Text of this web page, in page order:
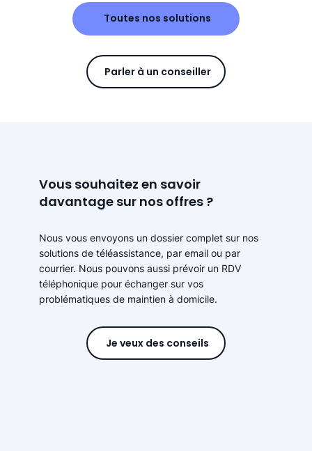
Toutes nos solutions
Parler à un conseiller
Vous souhaitez en savoir
davantage sur nos offres ?
Nous vous envoyons un dossier complet sur nos
solutions de téléassistance, par email ou par
courrier. Nous pouvons aussi prévoir un RDV
téléphonique pour échanger sur vos
problématiques de maintien à domicile.
Je veux des conseils